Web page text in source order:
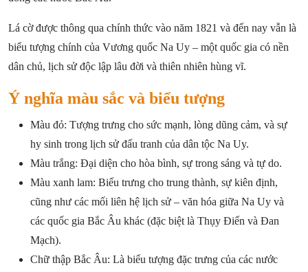
Lá cờ được thông qua chính thức vào năm 1821 và đến nay vẫn là
biểu tượng chính của Vương quốc Na Uy – một quốc gia có nền
dân chủ, lịch sử độc lập lâu đời và thiên nhiên hùng vĩ.
Ý nghĩa màu sắc và biểu tượng
Màu đỏ: Tượng trưng cho sức mạnh, lòng dũng cảm, và sự
hy sinh trong lịch sử đấu tranh của dân tộc Na Uy.
Màu trắng: Đại diện cho hòa bình, sự trong sáng và tự do.
Màu xanh lam: Biểu trưng cho trung thành, sự kiên định,
cũng như các mối liên hệ lịch sử – văn hóa giữa Na Uy và
các quốc gia Bắc Âu khác (đặc biệt là Thụy Điển và Đan
Mạch).
Chữ thập Bắc Âu: Là biểu tượng đặc trưng của các nước